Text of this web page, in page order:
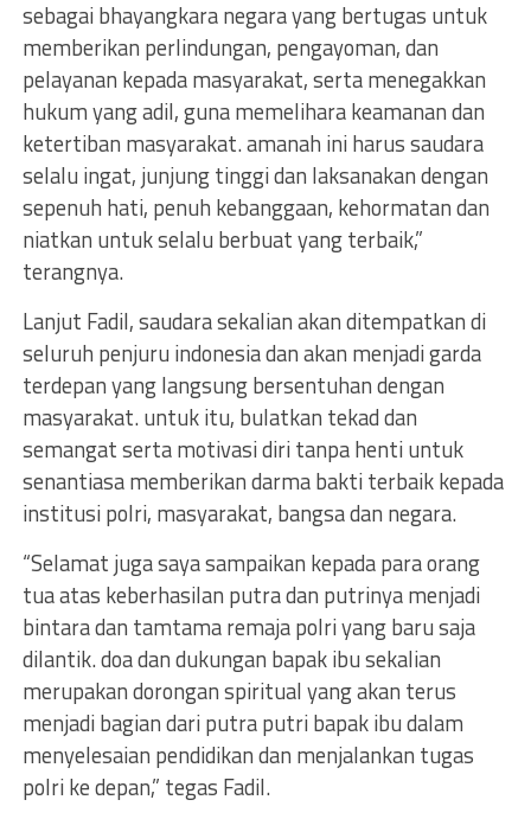
sebagai bhayangkara negara yang bertugas untuk
memberikan perlindungan, pengayoman, dan
pelayanan kepada masyarakat, serta menegakkan
hukum yang adil, guna memelihara keamanan dan
ketertiban masyarakat. amanah ini harus saudara
selalu ingat, junjung tinggi dan laksanakan dengan
sepenuh hati, penuh kebanggaan, kehormatan dan
niatkan untuk selalu berbuat yang terbaik,”
terangnya.
Lanjut Fadil, saudara sekalian akan ditempatkan di
seluruh penjuru indonesia dan akan menjadi garda
terdepan yang langsung bersentuhan dengan
masyarakat. untuk itu, bulatkan tekad dan
semangat serta motivasi diri tanpa henti untuk
senantiasa memberikan darma bakti terbaik kepada
institusi polri, masyarakat, bangsa dan negara.
“Selamat juga saya sampaikan kepada para orang
tua atas keberhasilan putra dan putrinya menjadi
bintara dan tamtama remaja polri yang baru saja
dilantik. doa dan dukungan bapak ibu sekalian
merupakan dorongan spiritual yang akan terus
menjadi bagian dari putra putri bapak ibu dalam
menyelesaian pendidikan dan menjalankan tugas
polri ke depan,” tegas Fadil.